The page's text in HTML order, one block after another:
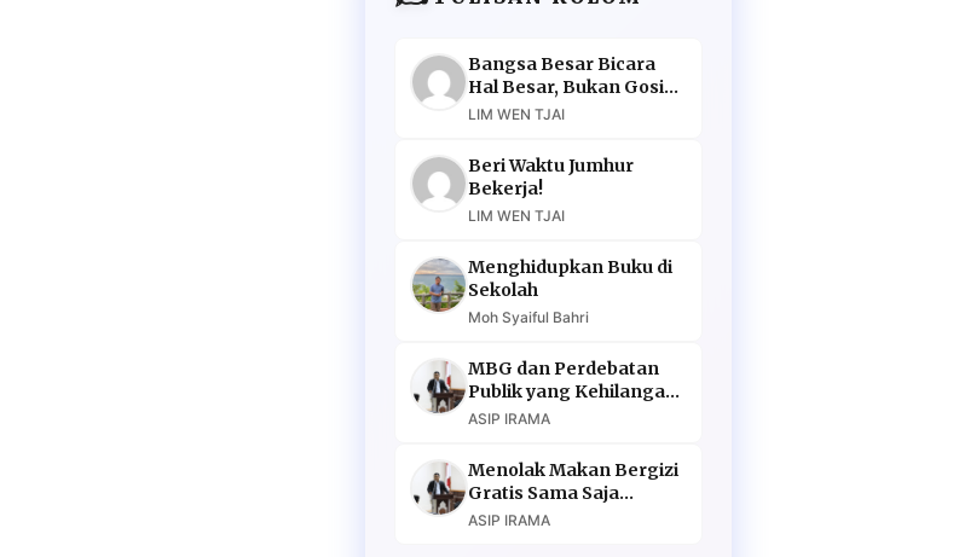
Bangsa Besar Bicara
Hal Besar, Bukan Gosip
Murahan
LIM WEN TJAI
Beri Waktu Jumhur
Bekerja!
LIM WEN TJAI
Menghidupkan Buku di
Sekolah
Moh Syaiful Bahri
MBG dan Perdebatan
Publik yang Kehilangan
Argumen
ASIP IRAMA
Menolak Makan Bergizi
Gratis Sama Saja
Menolak Masa Depan
ASIP IRAMA